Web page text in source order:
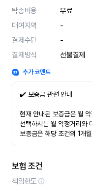
탁송비용
무료
대여지역
-
결제수단
-
결제방식
선불결제
추가 코멘트
✔️ 보증금 관련 안내
현재 안내된 보증금은 월
선택하시는 월 약정거리와
보증금은 해당 조건의 1개
보험 조건
책임한도